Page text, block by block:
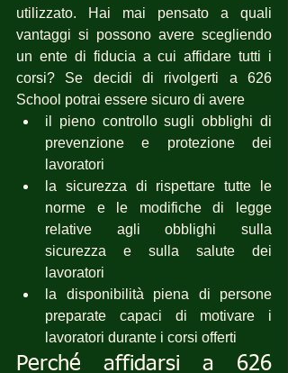
utilizzato. Hai mai pensato a quali
vantaggi si possono avere scegliendo
un ente di fiducia a cui affidare tutti i
corsi? Se decidi di rivolgerti a 626
School potrai essere sicuro di avere
il pieno controllo sugli obblighi di
prevenzione e protezione dei
lavoratori
la sicurezza di rispettare tutte le
norme e le modifiche di legge
relative agli obblighi sulla
sicurezza e sulla salute dei
lavoratori
la disponibilità piena di persone
preparate capaci di motivare i
lavoratori durante i corsi offerti
Perché affidarsi a 626